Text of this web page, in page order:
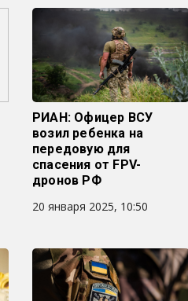
РИАН: Офицер ВСУ
возил ребенка на
передовую для
спасения от FPV-
дронов РФ
20 января 2025, 10:50